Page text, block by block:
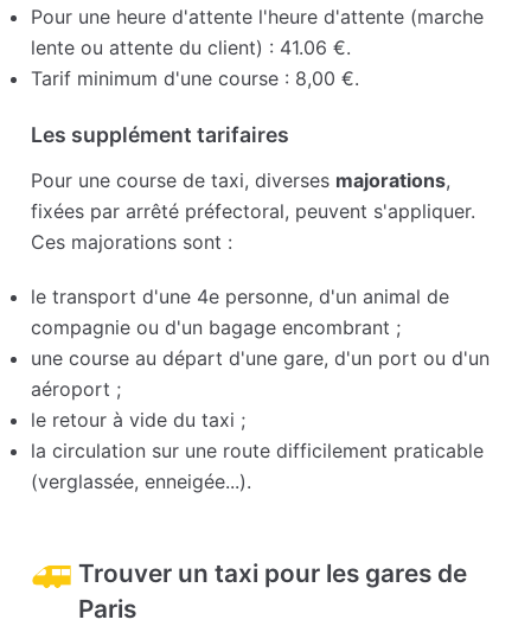
Pour une heure d'attente l'heure d'attente (marche
lente ou attente du client) : 41.06 €.
Tarif minimum d'une course : 8,00 €.
Les supplément tarifaires
Pour une course de taxi, diverses majorations,
fixées par arrêté préfectoral, peuvent s'appliquer.
Ces majorations sont :
le transport d'une 4e personne, d'un animal de
compagnie ou d'un bagage encombrant ;
une course au départ d'une gare, d'un port ou d'un
aéroport ;
le retour à vide du taxi ;
la circulation sur une route difficilement praticable
(verglassée, enneigée...).
Trouver un taxi pour les gares de
Paris